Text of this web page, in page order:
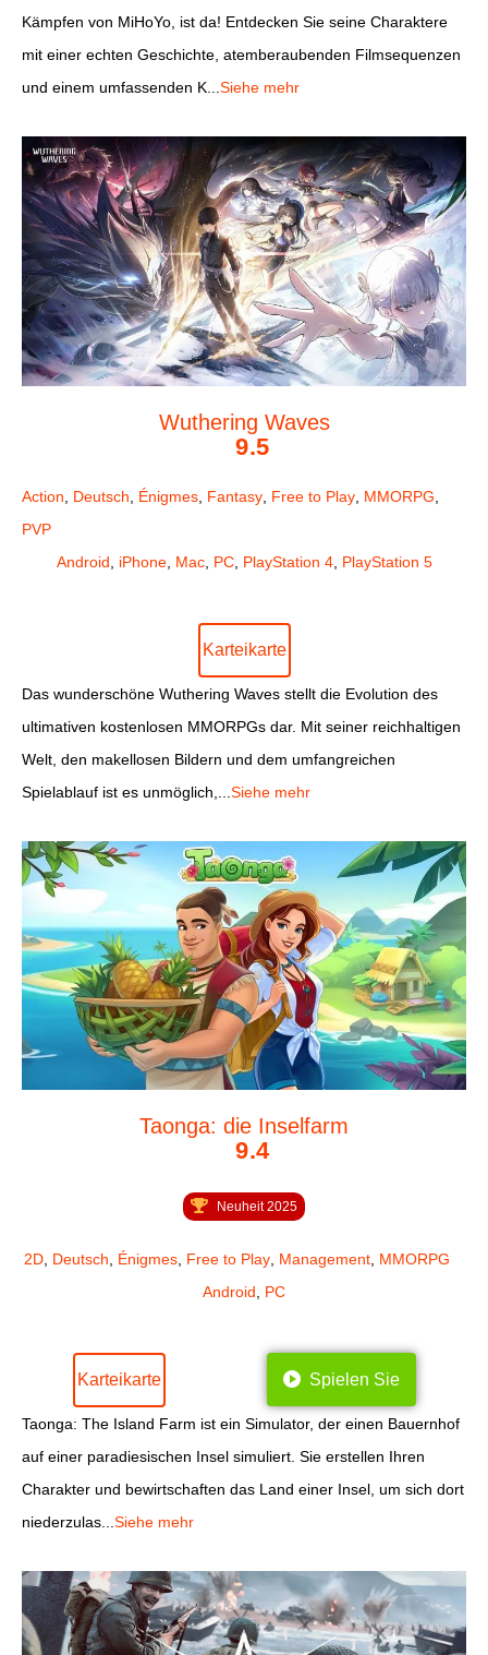
Kämpfen von MiHoYo, ist da! Entdecken Sie seine Charaktere
mit einer echten Geschichte, atemberaubenden Filmsequenzen
und einem umfassenden K... Siehe mehr
Wuthering Waves
9.5
Action Deutsch Énigmes Fantasy Free to Play MMORPG
PVP
Android
iPhone, Mac, PC, PlayStation 4, PlayStation 5
Karteikarte
Das wunderschöne Wuthering Waves stellt die Evolution des
ultimativen kostenlosen MMORPGs dar. Mit seiner reichhaltigen
Welt, den makellosen Bildern und dem umfangreichen
Spielablauf ist es unmöglich,... Siehe mehr
Taonga: die Inselfarm
9.4
Neuheit 2025
2D, Deutsch Énigmes, Free to Play, Management, MMORPG
Android
PC
Karteikarte Spielen Sie
Taonga: The Island Farm ist ein Simulator, der einen Bauernhof
auf einer paradiesischen Insel simuliert. Sie erstellen Ihren
Charakter und bewirtschaften das Land einer Insel, um sich dort
niederzulas... Siehe mehr